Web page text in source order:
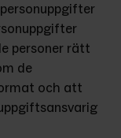
personer rätt
de
och att